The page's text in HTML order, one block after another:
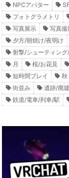
NPCアバター
フォトグラメトリ
写真展示
写真撮
夕方/朝焼け/夜明け
射撃/シューティング
月
桜/お花見
短時間プレイ
秋
街並み
遺跡/廃墟
鉄道/電車/列車/駅